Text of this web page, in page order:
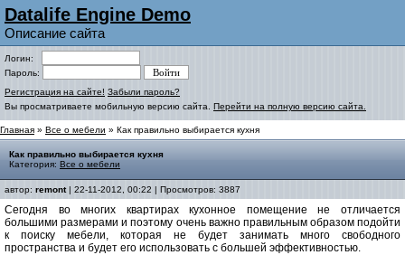
Datalife Engine Demo
Описание сайта
Логин:
Пароль:
Регистрация на сайте! Забыли пароль?
Вы просматриваете мобильную версию сайта. Перейти на полную версию сайта.
Главная » Все о мебели » Как правильно выбирается кухня
Как правильно выбирается кухня
Категория: Все о мебели
автор: remont| 22-11-2012, 00:22 | Просмотров: 3887
Сегодня во многих квартирах кухонное помещение не отличается
большими размерами и поэтому очень важно правильным образом подойти
к поиску мебели, которая не будет занимать много свободного
пространства и будет его использовать с большей эффективностью.